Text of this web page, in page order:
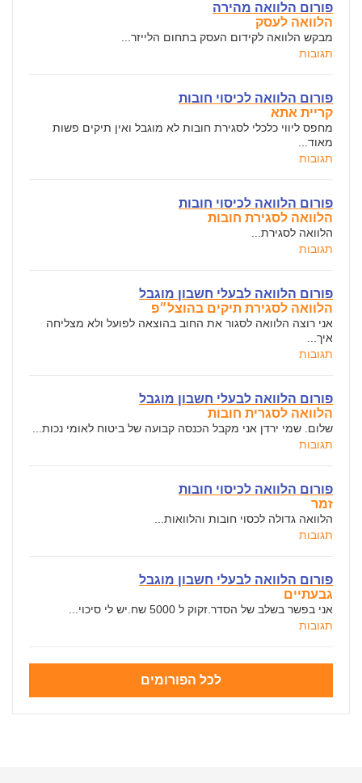
פורום הלוואה מהירה
הלוואה לעסק
מבקש הלוואה לקידום העסק בתחום הלייזר...
תגובות
פורום הלוואה לכיסוי חובות
קריית אתא
מחפס ליווי כלכלי לסגירת חובות לא מוגבל ואין תיקים פשות
מאוד...
תגובות
פורום הלוואה לכיסוי חובות
הלוואה לסגירת חובות
הלוואה לסגירת...
תגובות
פורום הלוואה לבעלי חשבון מוגבל
הלוואה לסגירת תיקים בהוצל״פ
אני רוצה הלוואה לסגור את החוב בהוצאה לפועל ולא מצליחה
איך...
תגובות
פורום הלוואה לבעלי חשבון מוגבל
הלוואה לסגרית חובות
שלום. שמי ירדן אני מקבל הכנסה קבועה של ביטוח לאומי נכות...
תגובות
פורום הלוואה לכיסוי חובות
זמר
הלוואה גדולה לכסוי חובות והלוואות...
תגובות
פורום הלוואה לבעלי חשבון מוגבל
גבעתיים
אני בפשר בשלב של הסדר.זקוק ל 5000 שח.יש לי סיכוי...
תגובות
לכל הפורומים